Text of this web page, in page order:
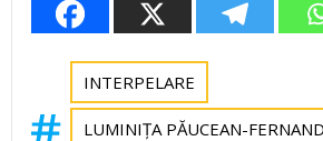
INTERPELARE
LUMINIȚA PĂUCEAN-